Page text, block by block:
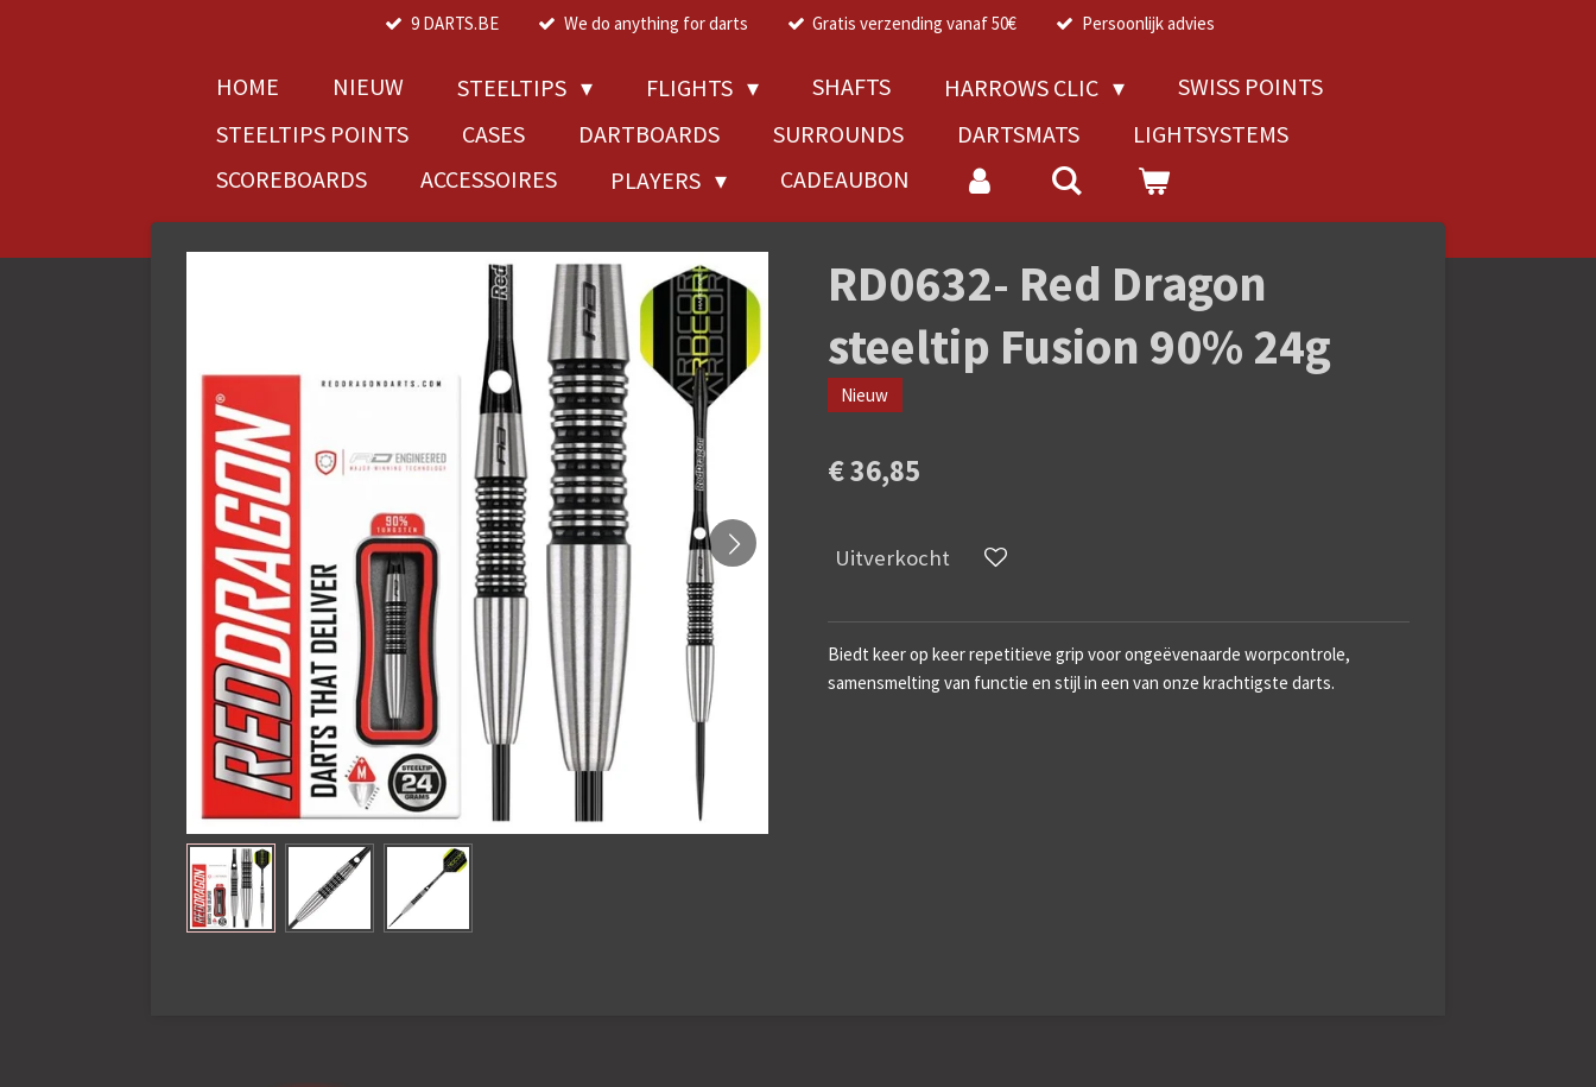
9 DARTS.BE We do anything for darts Gratis verzending vanaf 50€ Persoonlijk advies
HOME NIEUW STEELTIPS FLIGHTS SHAFTS HARROWS CLIC
SWISS POINTS
STEELTIPS POINTS
CASES DARTBOARDS SURROUNDS DARTSMATS
LIGHTSYSTEMS
SCOREBOARDS
ACCESSOIRES PLAYERS CADEAUBON
RD0632- Red Dragon
steeltip Fusion 90% 24g
Nieuw
€ 36,85
Uitverkocht
Biedt keer op keer repetitieve grip voor ongeëvenaarde worpcontrole,
samensmelting van functie en stijl in een van onze krachtigste darts.